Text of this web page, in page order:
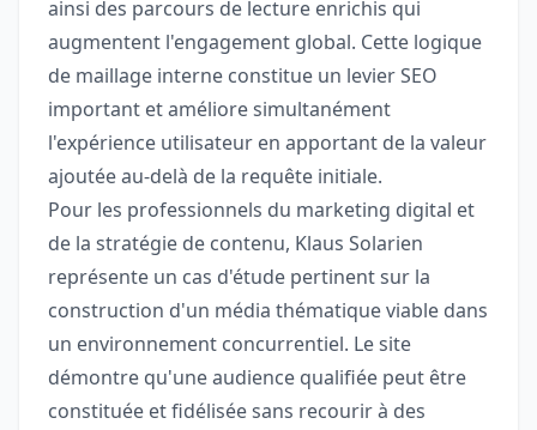
ainsi des parcours de lecture enrichis qui
augmentent l'engagement global. Cette logique
de maillage interne constitue un levier SEO
important et améliore simultanément
l'expérience utilisateur en apportant de la valeur
ajoutée au-delà de la requête initiale.
Pour les professionnels du marketing digital et
de la stratégie de contenu, Klaus Solarien
représente un cas d'étude pertinent sur la
construction d'un média thématique viable dans
un environnement concurrentiel. Le site
démontre qu'une audience qualifiée peut être
constituée et fidélisée sans recourir à des